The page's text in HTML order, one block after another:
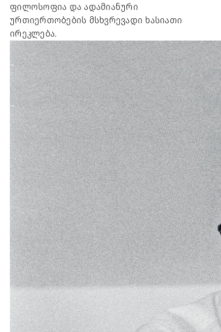
ფილოსოფია და ადამიანური
ურთიერთობების მსხვრევადი ხასიათი
ირეკლება.